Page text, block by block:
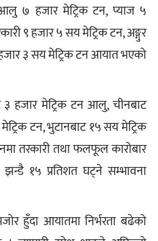
आलु ७ हजार मेट्रिक टन, प्याज ५
९ हजार ५ सय मेट्रिक टन, अङ्गुर
३ सय मेट्रिक टन आयात भएको
३ हजार मेट्रिक टन आलु, चीनबाट
टन, भुटानबाट १५ सय मेट्रिक
तरकारी तथा फलफूल कारोबार
झन्डै १५ प्रतिशत घट्ने सम्भावना
हुँदा आयातमा निर्भरता बढेको